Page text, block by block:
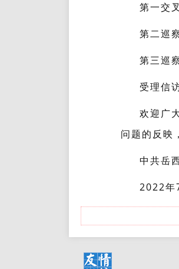
第一交
第二巡
第三巡
受理信
欢迎广
问题的反映
中共岳
2022年